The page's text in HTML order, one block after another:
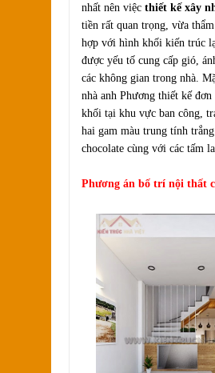
nhất nên việc thiết kế xây
tiền rất quan trọng, vừa
hợp với hình khối kiến trúc
được yếu tố cung cấp gió,
các không gian trong nhà.
nhà anh Phương thiết kế đơn
khối tại khu vực ban công,
hai gam màu trung tính
chocolate cùng với các tấm
Phương án bố trí nội thất